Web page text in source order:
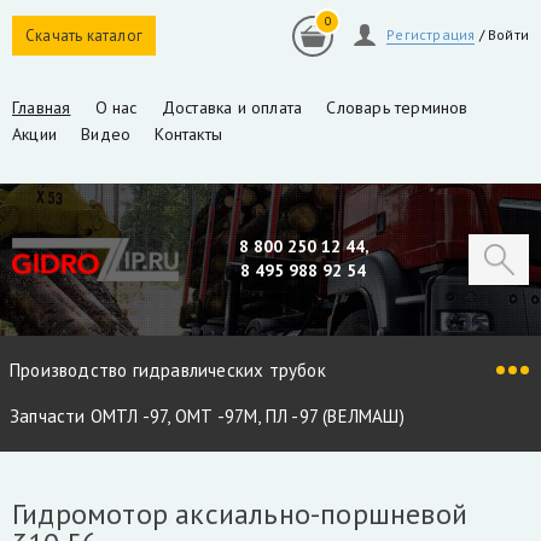
Скачать каталог Регистрация / Войти
0
Главная О нас Доставка и оплата
Словарь терминов
Акции
Видео Контакты
8 800 250 12 44,
8 495 988 92 54
Производство гидравлических трубок
Запчасти ОМТЛ -97, ОМТ -97М, ПЛ -97 (ВЕЛМАШ)
Запчасти Майман 90, 100, 110 / Атлант 90, 100
Гидромотор аксиально-поршневой